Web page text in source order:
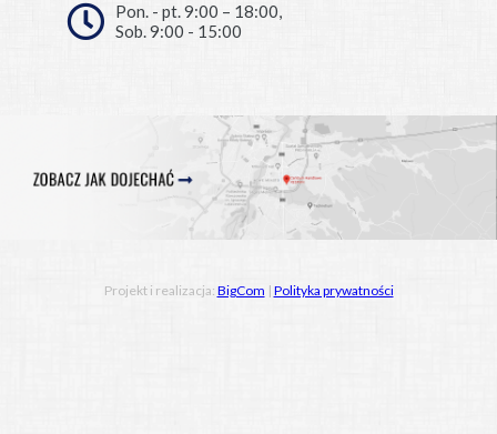
Pon. - pt. 9:00 – 18:00,
Sob. 9:00 - 15:00
Projekt i realizacja: BigCom | Polityka prywatności